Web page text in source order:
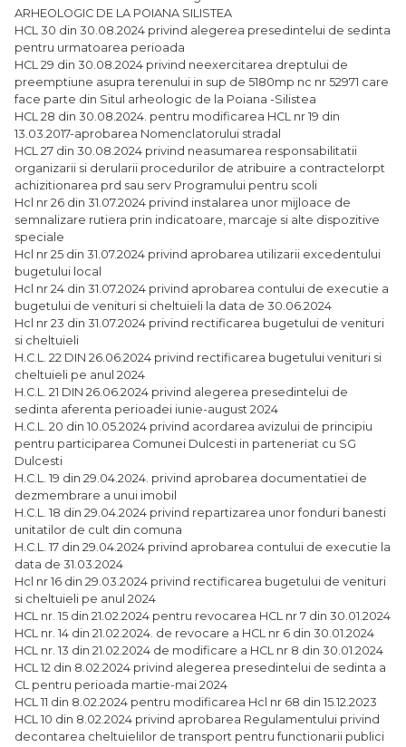
ARHEOLOGIC DE LA POIANA SILISTEA
HCL 30 din 30.08.2024 privind alegerea presedintelui de sedinta
pentru urmatoarea perioada
HCL 29 din 30.08.2024 privind neexercitarea dreptului de
preemptiune asupra terenului in sup de 5180mp nc nr 52971 care
face parte din Situl arheologic de la Poiana -Silistea
HCL 28 din 30.08.2024. pentru modificarea HCL nr 19 din
13.03.2017-aprobarea Nomenclatorului stradal
HCL 27 din 30.08.2024 privind neasumarea responsabilitatii
organizarii si derularii procedurilor de atribuire a contractelorpt
achizitionarea prd sau serv Programului pentru scoli
Hcl nr 26 din 31.07.2024 privind instalarea unor mijloace de
semnalizare rutiera prin indicatoare, marcaje si alte dispozitive
speciale
Hcl nr 25 din 31.07.2024 privind aprobarea utilizarii excedentului
bugetului local
Hcl nr 24 din 31.07.2024 privind aprobarea contului de executie a
bugetului de venituri si cheltuieli la data de 30.06.2024
Hcl nr 23 din 31.07.2024 privind rectificarea bugetului de venituri
si cheltuieli
H.C.L. 22 DIN 26.06.2024 privind rectificarea bugetului venituri si
cheltuieli pe anul 2024
H.C.L. 21 DIN 26.06.2024 privind alegerea presedintelui de
sedinta aferenta perioadei iunie-august 2024
H.C.L. 20 din 10.05.2024 privind acordarea avizului de principiu
pentru participarea Comunei Dulcesti in parteneriat cu SG
Dulcesti
H.C.L. 19 din 29.04.2024. privind aprobarea documentatiei de
dezmembrare a unui imobil
H.C.L. 18 din 29.04.2024 privind repartizarea unor fonduri banesti
unitatilor de cult din comuna
H.C.L. 17 din 29.04.2024 privind aprobarea contului de executie la
data de 31.03.2024
Hcl nr 16 din 29.03.2024 privind rectificarea bugetului de venituri
si cheltuieli pe anul 2024
HCL nr. 15 din 21.02.2024 pentru revocarea HCL nr 7 din 30.01.2024
HCL nr. 14 din 21.02.2024. de revocare a HCL nr 6 din 30.01.2024
HCL nr. 13 din 21.02.2024 de modificare a HCL nr 8 din 30.01.2024
HCL 12 din 8.02.2024 privind alegerea presedintelui de sedinta a
CL pentru perioada martie-mai 2024
HCL 11 din 8.02.2024 pentru modificarea Hcl nr 68 din 15.12.2023
HCL 10 din 8.02.2024 privind aprobarea Regulamentului privind
decontarea cheltuielilor de transport pentru functionarii publici